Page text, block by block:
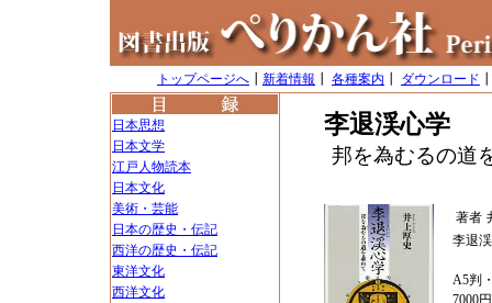
トップページへ 新着情報 各種案内 ダウンロード
日本思想
日本文学
江戸人物読本
日本文化
美術・芸能
日本の歴史・伝記
西洋の歴史・伝記
東洋文化
西洋文化
李退渓心学
邦を為むるの道
著者
李退
A5判
7000